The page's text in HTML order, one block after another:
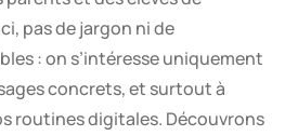
pas de jargon ni de
: on s’intéresse uniquement
concrets, et surtout à
routines digitales. Découvrons